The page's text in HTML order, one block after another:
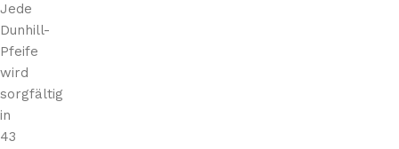
Jede
Dunhill-
Pfeife
wird
sorgfältig
in
43